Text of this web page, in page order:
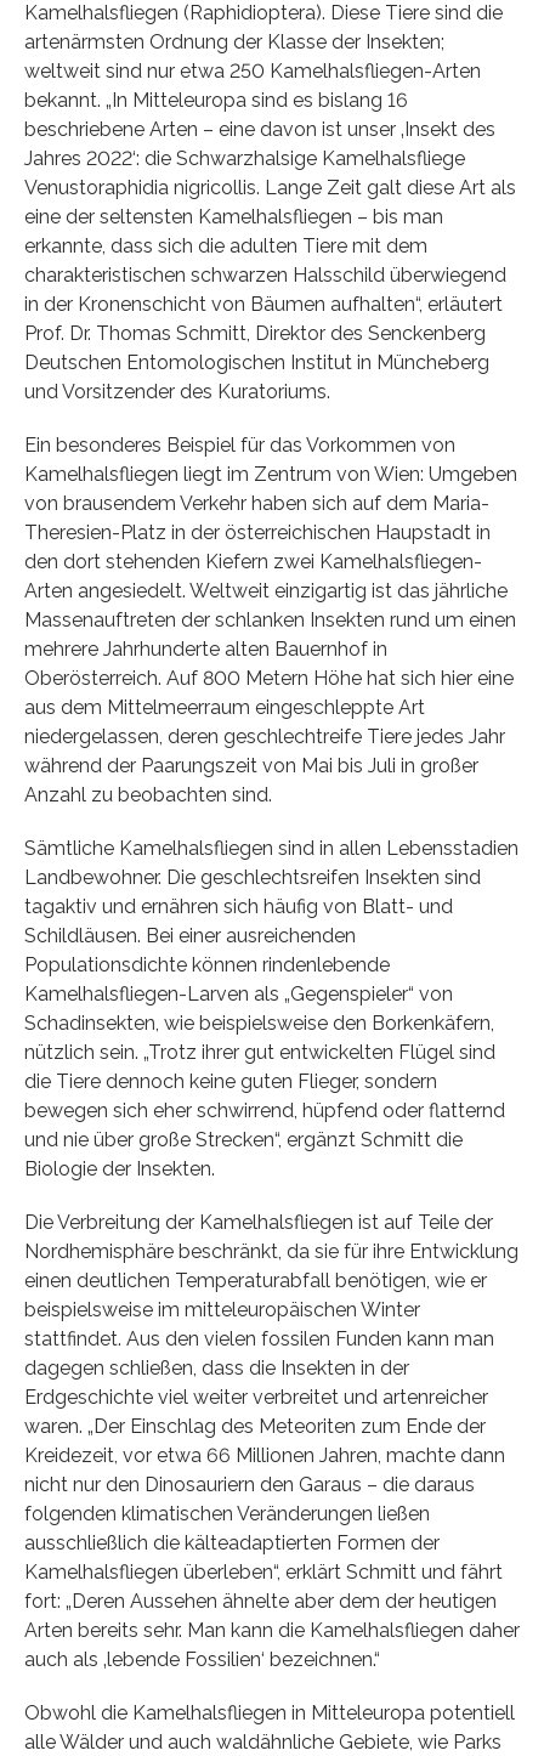
Kamelhalsfliegen (Raphidioptera). Diese Tiere sind die
artenärmsten Ordnung der Klasse der Insekten;
weltweit sind nur etwa 250 Kamelhalsfliegen-Arten
bekannt. „In Mitteleuropa sind es bislang 16
beschriebene Arten – eine davon ist unser ‚Insekt des
Jahres 2022‘: die Schwarzhalsige Kamelhalsfliege
Venustoraphidia nigricollis. Lange Zeit galt diese Art als
eine der seltensten Kamelhalsfliegen – bis man
erkannte, dass sich die adulten Tiere mit dem
charakteristischen schwarzen Halsschild überwiegend
in der Kronenschicht von Bäumen aufhalten“, erläutert
Prof. Dr. Thomas Schmitt, Direktor des Senckenberg
Deutschen Entomologischen Institut in Müncheberg
und Vorsitzender des Kuratoriums.
Ein besonderes Beispiel für das Vorkommen von
Kamelhalsfliegen liegt im Zentrum von Wien: Umgeben
von brausendem Verkehr haben sich auf dem Maria-
Theresien-Platz in der österreichischen Haupstadt in
den dort stehenden Kiefern zwei Kamelhalsfliegen-
Arten angesiedelt. Weltweit einzigartig ist das jährliche
Massenauftreten der schlanken Insekten rund um einen
mehrere Jahrhunderte alten Bauernhof in
Oberösterreich. Auf 800 Metern Höhe hat sich hier eine
aus dem Mittelmeerraum eingeschleppte Art
niedergelassen, deren geschlechtreife Tiere jedes Jahr
während der Paarungszeit von Mai bis Juli in großer
Anzahl zu beobachten sind.
Sämtliche Kamelhalsfliegen sind in allen Lebensstadien
Landbewohner. Die geschlechtsreifen Insekten sind
tagaktiv und ernähren sich häufig von Blatt- und
Schildläusen. Bei einer ausreichenden
Populationsdichte können rindenlebende
Kamelhalsfliegen-Larven als „Gegenspieler“ von
Schadinsekten, wie beispielsweise den Borkenkäfern,
nützlich sein. „Trotz ihrer gut entwickelten Flügel sind
die Tiere dennoch keine guten Flieger, sondern
bewegen sich eher schwirrend, hüpfend oder flatternd
und nie über große Strecken“, ergänzt Schmitt die
Biologie der Insekten.
Die Verbreitung der Kamelhalsfliegen ist auf Teile der
Nordhemisphäre beschränkt, da sie für ihre Entwicklung
einen deutlichen Temperaturabfall benötigen, wie er
beispielsweise im mitteleuropäischen Winter
stattfindet. Aus den vielen fossilen Funden kann man
dagegen schließen, dass die Insekten in der
Erdgeschichte viel weiter verbreitet und artenreicher
waren. „Der Einschlag des Meteoriten zum Ende der
Kreidezeit, vor etwa 66 Millionen Jahren, machte dann
nicht nur den Dinosauriern den Garaus – die daraus
folgenden klimatischen Veränderungen ließen
ausschließlich die kälteadaptierten Formen der
Kamelhalsfliegen überleben“, erklärt Schmitt und fährt
fort: „Deren Aussehen ähnelte aber dem der heutigen
Arten bereits sehr. Man kann die Kamelhalsfliegen daher
auch als ‚lebende Fossilien‘ bezeichnen.“
Obwohl die Kamelhalsfliegen in Mitteleuropa potentiell
alle Wälder und auch waldähnliche Gebiete, wie Parks